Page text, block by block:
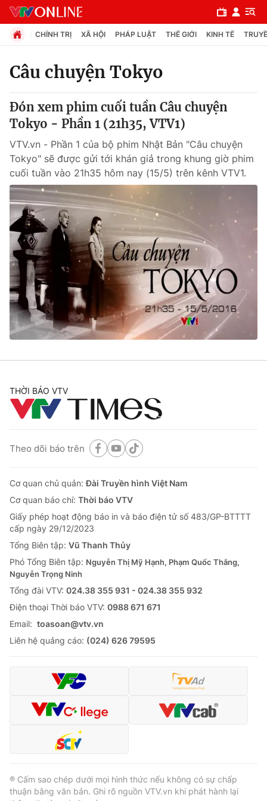
Chuyên mục
Chính trị
Xã hội
Pháp luật
Y tế
Thế giới
Tin tức
Thế giới đó đây
Câu chuyện quốc tế
Kinh tế
Tài chính
Thị trường
Góc doanh nghiệp
Dữ liệu và đời sống
Truyền hình
Phim VTV
Hậu trường
Giải sao mai
Giải trí
Điện ảnh
Âm nhạc
Du lịch
Làm đẹp
Chất lượng cuộc sống
Tuyển sinh
Học trực tuyến
Công nghệ
Hitech Công nghệ tương lai
Sản phẩm
Thị trường
Tư vấn
Giao lưu trực tuyến
Lịch phát sóng
Chuyên mục khác
Emagazine Podcast
Video Shorts video
VTV Money
VTV Sức khoẻ Bất động sản
CHÍNH TRỊ XÃ HỘI PHÁP LUẬT THẾ GIỚI KINH TẾ
Câu chuyện Tokyo
Đón xem phim cuối tuần Câu chuyện
Tokyo - Phần 1 (21h35, VTV1)
VTV.vn - Phần 1 của bộ phim Nhật Bản "Câu chuyện
Tokyo" sẽ được gửi tới khán giả trong khung giờ phim
cuối tuần vào 21h35 hôm nay (15/5) trên kênh VTV1.
THỜI BÁO VTV
Theo dõi báo trên
Cơ quan chủ quản:Đài Truyền hình Việt Nam
Cơ quan báo chí: Thời báo VTV
Giấy phép hoạt động báo in và báo điện tử số 483/GP-BTTTT
cấp ngày 29/12/2023
Tổng Biên tập: Vũ Thanh Thủy
Phó Tổng Biên tập: Nguyễn Thị Mỹ Hạnh, Phạm Quốc Thắng,
Nguyễn Trọng Ninh
Tổng đài VTV: 024.38 355 931 - 024.38 355 932
Ðiện thoại Thời báo VTV: 0988 671 671
Email: toasoan@vtv.vn
Liên hệ quảng cáo: (024) 626 79595
® Cấm sao chép dưới mọi hình thức nếu không có sự chấp
thuận bằng văn bản. Ghi rõ nguồn VTV.vn khi phát hành lại